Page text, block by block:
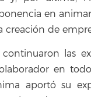
en
creación de
las
en
aportó su